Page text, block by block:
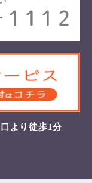
より徒歩1分